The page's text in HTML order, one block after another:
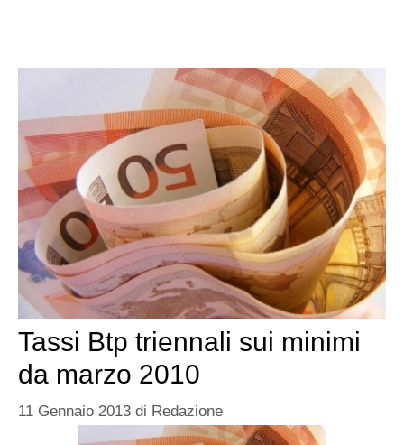
Tassi Btp triennali sui minimi
da marzo 2010
11 Gennaio 2013 di Redazione